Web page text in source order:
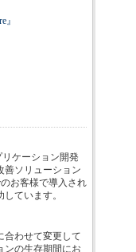
ケーション開発
善ソリューション
お客様で導入され
ています。
合わせて変更して
ンの生存期間にお